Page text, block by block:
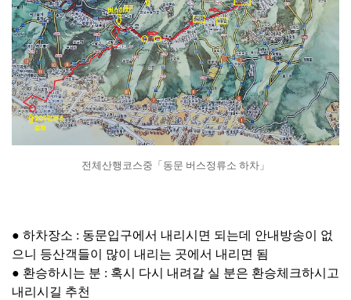
전체산행코스중「동문 버스정류소 하차」
● 하차장소 : 동문입구에서 내리시면 되는데 안내방송이 없
으니 등산객들이 많이 내리는 곳에서 내리면 됨
● 환승하시는 분 : 혹시 다시 내려갈 실 분은 환승체크하시고
내리시길 추천